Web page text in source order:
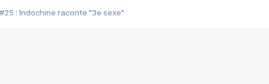
#25 : Indochine raconte "3e sexe"